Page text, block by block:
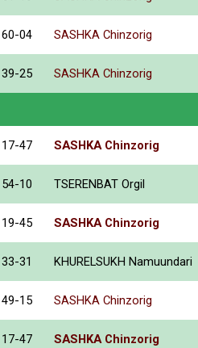
60-04 SASHKA Chinzorig
39-25 SASHKA Chinzorig
17-47 SASHKA Chinzorig
54-10 TSERENBAT Orgil
19-45 SASHKA Chinzorig
33-31 KHURELSUKH Namuundari
49-15 SASHKA Chinzorig
17-47 SASHKA Chinzorig